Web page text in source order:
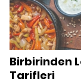
Birbirinden
Tarifleri